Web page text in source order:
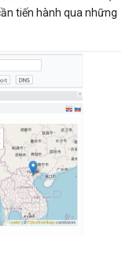
tiến hành qua những